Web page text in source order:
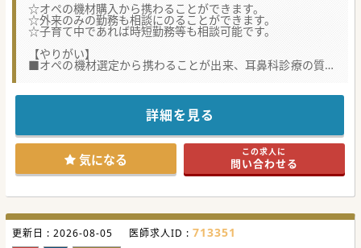
☆オペの機材購入から携わることができます。
☆外来のみの勤務も相談にのることができます。
☆子育て中であれば時短勤務等も相談可能です。
【やりがい】
■オペの機材選定から携わることが出来、耳鼻科診療の質の
向上に直接関わることが出来ます。
ながら長期的なキャリアを築けます。
■地域医療への大きな貢献と、専門的な医療サービスの提供
が可能です。地域の基幹病院ですので、住民の方から頼りに
されています。
【募集背景】
■地域医療への貢献、専門性の向上、オペ件数増加を目指
し、新たな医師を募集しています。
生の得意分野を踏まえて相談が可能です。
■現在耳鼻科オペを実施していないため、オペが可能な医師
を特に優遇します。オペ対応不可の場合も別途ご相談くださ
い。
詳細を見る
気になる この求人に
問い合わせる
更新日 : 2026-08-05 医師求人ID : 713351